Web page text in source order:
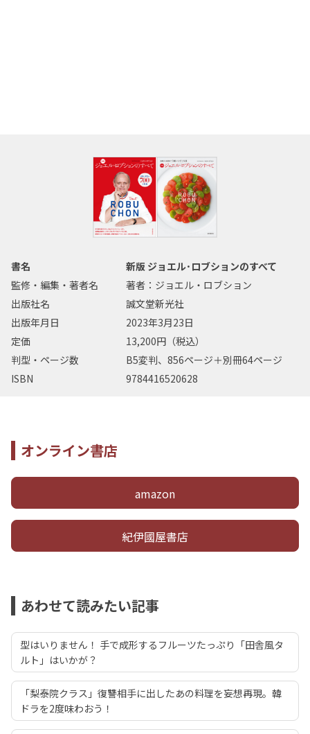
書名
新版 ジョエル･ロブションのすべて
監修・編集・著者名
著者：ジョエル・ロブション
出版社名
誠文堂新光社
出版年月日
2023年3月23日
定価
13,200円（税込）
判型・ページ数
B5変判、856ページ＋別冊64ページ
ISBN
9784416520628
オンライン書店
amazon
紀伊國屋書店
あわせて読みたい記事
型はいりません！ 手で成形するフルーツたっぷり「田舎風タ
ルト」はいかが？
「梨泰院クラス」復讐相手に出したあの料理を妄想再現。韓
ドラを2度味わおう！